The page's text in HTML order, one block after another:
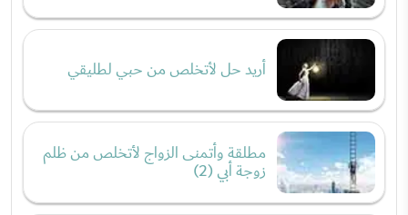
أريد حل لأتخلص من حبي لطليقي
مطلقة وأتمنى الزواج لأتخلص من ظلم
زوجة أبي (2)